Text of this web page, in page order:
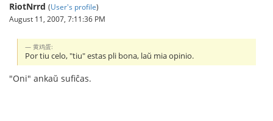
RiotNrrd (User's profile)
August 11, 2007, 7:11:36 PM
黄鸡蛋:
Por tiu celo, "tiu" estas pli bona, laŭ mia opinio.
"Oni" ankaŭ sufiĉas.